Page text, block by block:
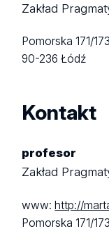
Zakład
Pomorska 171/
90-236 Łódź
Kontakt
profesor
Zakład
www:http://
Pomorska 171/